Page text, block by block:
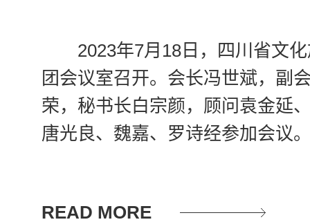
2023年7月18日，四川省文
团会议室召开。会长冯世斌，副
荣，秘书长白宗颜，顾问袁金延
唐光良、魏嘉、罗诗经参加会议
READ MORE